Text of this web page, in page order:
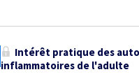
Intérêt pratique des
inflammatoires de l'adulte